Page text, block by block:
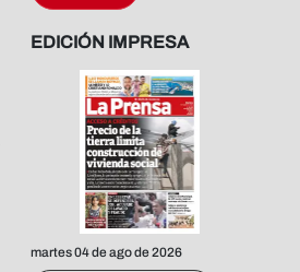
EDICIÓN IMPRESA
martes 04 de ago de 2026